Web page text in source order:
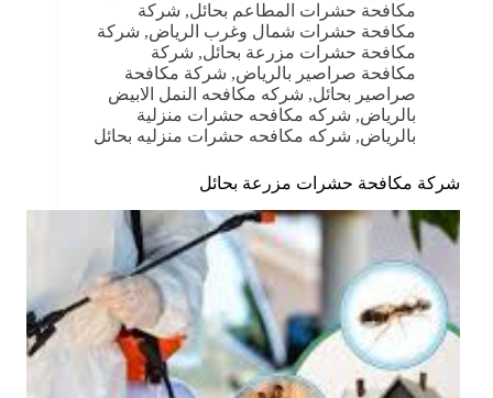
مكافحة حشرات المطاعم بحائل, شركة
مكافحة حشرات شمال وغرب الرياض, شركة
مكافحة حشرات مزرعة بحائل, شركة
مكافحة صراصير بالرياض, شركة مكافحة
صراصير بحائل, شركه مكافحه النمل الابيض
بالرياض, شركه مكافحه حشرات منزلية
بالرياض, شركه مكافحه حشرات منزليه بحائل
شركة مكافحة حشرات مزرعة بحائل